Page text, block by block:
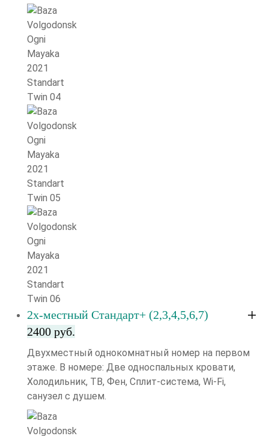
2х-местный Стандарт+ (2,3,4,5,6,7)
2400 руб.
Двухместный однокомнатный номер на первом
этаже. В номере: Две односпальных кровати,
Холодильник, ТВ, Фен, Сплит-система, Wi-Fi,
санузел с душем.